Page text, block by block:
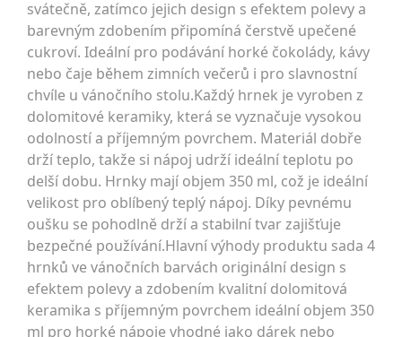
svátečně, zatímco jejich design s efektem polevy a
barevným zdobením připomíná čerstvě upečené
cukroví. Ideální pro podávání horké čokolády, kávy
nebo čaje během zimních večerů i pro slavnostní
chvíle u vánočního stolu.Každý hrnek je vyroben z
dolomitové keramiky, která se vyznačuje vysokou
odolností a příjemným povrchem. Materiál dobře
drží teplo, takže si nápoj udrží ideální teplotu po
delší dobu. Hrnky mají objem 350 ml, což je ideální
velikost pro oblíbený teplý nápoj. Díky pevnému
oušku se pohodlně drží a stabilní tvar zajišťuje
bezpečné používání.Hlavní výhody produktu sada 4
hrnků ve vánočních barvách originální design s
efektem polevy a zdobením kvalitní dolomitová
keramika s příjemným povrchem ideální objem 350
ml pro horké nápoje vhodné jako dárek nebo